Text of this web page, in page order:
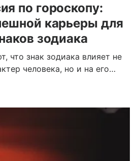
по гороскопу:
карьеры для
зодиака
что знак зодиака влияет не
человека, но и на его
стоит заглянуть в гороскоп